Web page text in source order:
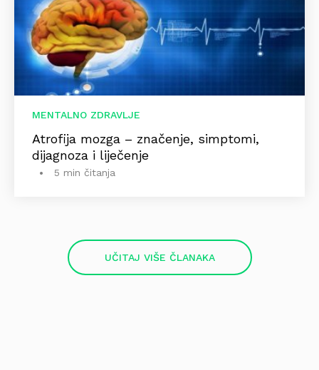
MENTALNO ZDRAVLJE
Atrofija mozga – značenje, simptomi,
dijagnoza i liječenje
5 min čitanja
UČITAJ VIŠE ČLANAKA